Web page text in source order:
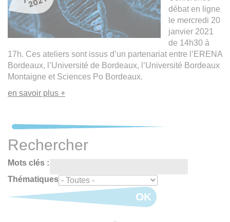
débat en ligne
le mercredi 20
janvier 2021
de 14h30 à
17h. Ces ateliers sont issus d’un partenariat entre l’ERENA
Bordeaux, l’Université de Bordeaux, l’Université Bordeaux
Montaigne et Sciences Po Bordeaux.
en savoir plus +
Rechercher
Mots clés :
Thématiques
OK